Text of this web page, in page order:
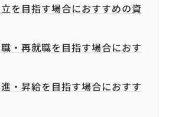
を目指す場合におすすめの資
・再就職を目指す場合におす
・昇給を目指す場合におすす